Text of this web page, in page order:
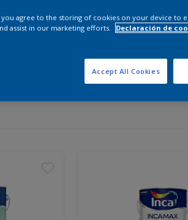
productos para
you agree to the storing of cookies on your device to
assist in our marketing efforts.
Declaración de
Accept All Cookies